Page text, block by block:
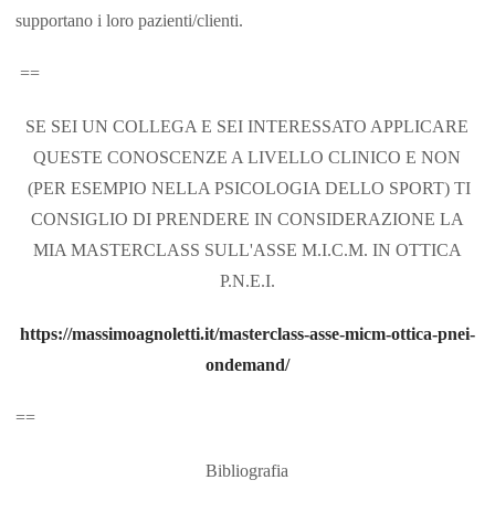
supportano i loro pazienti/clienti.
==
SE SEI UN COLLEGA E SEI INTERESSATO APPLICARE
QUESTE CONOSCENZE A LIVELLO CLINICO E NON
(PER ESEMPIO NELLA PSICOLOGIA DELLO SPORT) TI
CONSIGLIO DI PRENDERE IN CONSIDERAZIONE LA
MIA MASTERCLASS SULL'ASSE M.I.C.M. IN OTTICA
P.N.E.I.
https://massimoagnoletti.it/masterclass-asse-micm-ottica-pnei-
ondemand/
==
Bibliografia